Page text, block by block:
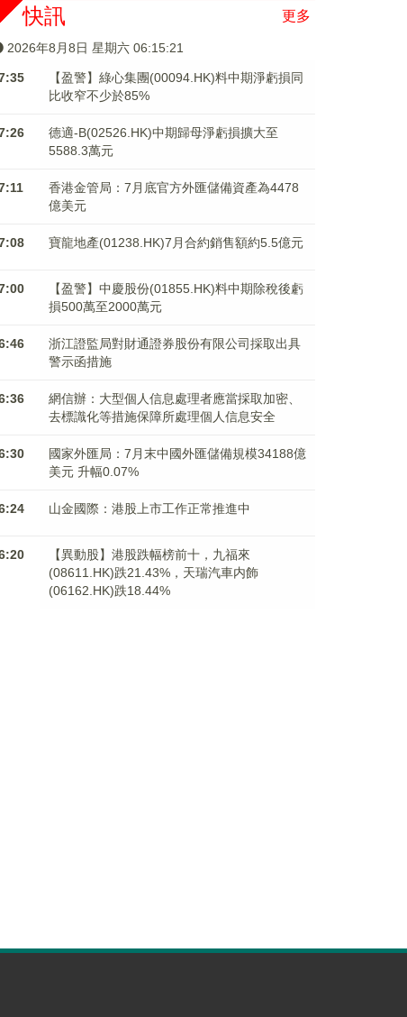
更多
快訊
2026年8月8日 星期六 06:15:22
【盈警】綠心集團(00094.HK)料中期淨虧損同
比收窄不少於85%
德適-B(02526.HK)中期歸母淨虧損擴大至
5588.3萬元
香港金管局：7月底官方外匯儲備資產為4478
億美元
寶龍地產(01238.HK)7月合約銷售額約5.5億元
【盈警】中慶股份(01855.HK)料中期除稅後虧
損500萬至2000萬元
浙江證監局對財通證券股份有限公司採取出具
警示函措施
網信辦：大型個人信息處理者應當採取加密、
去標識化等措施保障所處理個人信息安全
國家外匯局：7月末中國外匯儲備規模34188億
美元 升幅0.07%
山金國際：港股上市工作正常推進中
【異動股】港股跌幅榜前十，九福來
(08611.HK)跌21.43%，天瑞汽車内飾
(06162.HK)跌18.44%